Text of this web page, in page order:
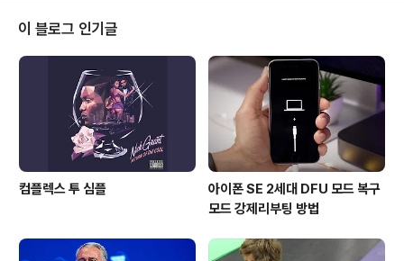
가해진다. iOS 9.3.4가 배포됐지만, 현 시각까지는 iOS 9.
3.3 api tickets가 유효하다. 물론, 티켓이 짤리는 순간부
터 iOS 9.3.3 업데이트 뿐만 아니라 탈옥 또한 불가해진
다. iOS 8.x 인 경우 - 앱 호환성을 떠나서, 보안 레벨이..
이 블로그 인기글
컴플렉스 투 심플
아이폰 SE 2세대 DFU 모드 복구
모드 강제리부팅 방법